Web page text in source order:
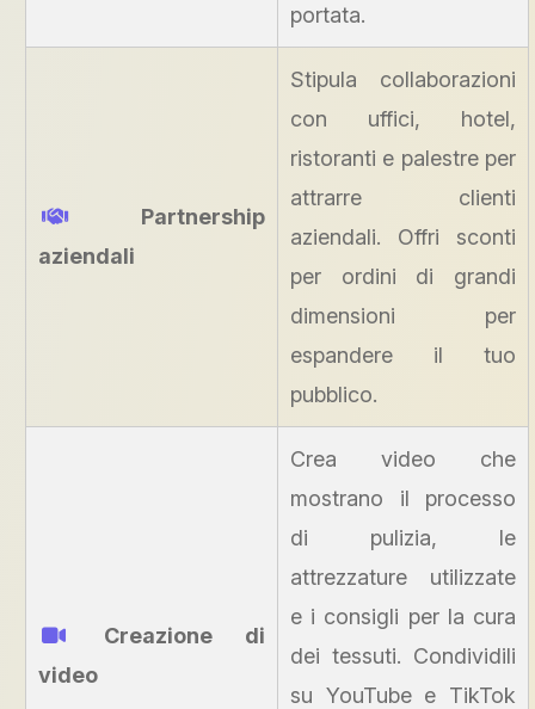
portata.
Partnership
aziendali
Stipula collaborazioni
con uffici, hotel,
ristoranti e palestre per
attrarre clienti
aziendali. Offri sconti
per ordini di grandi
dimensioni per
espandere il tuo
pubblico.
Creazione di
video
Crea video che
mostrano il processo
di pulizia, le
attrezzature utilizzate
e i consigli per la cura
dei tessuti. Condividili
su YouTube e TikTok